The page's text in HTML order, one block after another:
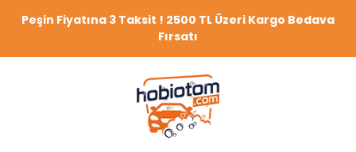
Peşin Fiyatına 3 Taksit ! 2500 TL Üzeri Kargo Bedava
Fırsatı